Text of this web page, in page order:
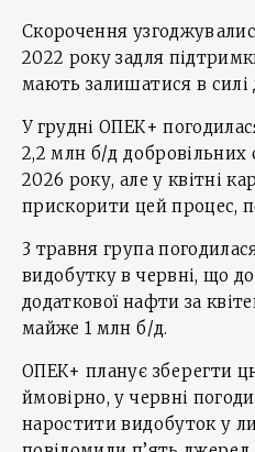
Скорочення
2022 року задля
мають залишатися в силі
У грудні ОПЕК+
2,2 млн б/д
2026 року, але у квітні
прискорити цей процес,
3 травня група
видобутку в червні, що
додаткової нафти за
майже 1 млн б/д.
ОПЕК+ планує зберегти
ймовірно, у червні
наростити видобуток у